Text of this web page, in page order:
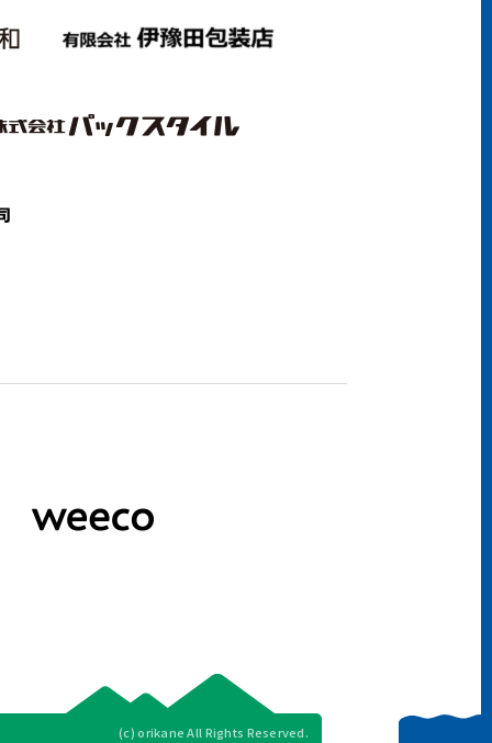
(c) orikane All Rights Reserved.